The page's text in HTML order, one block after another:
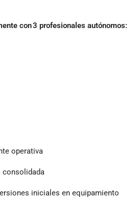
con3 profesionales autónomos:
operativa
consolidada
iniciales en equipamiento